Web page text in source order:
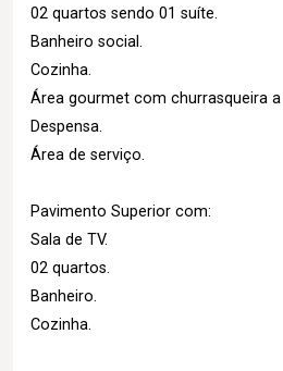
02 quartos sendo 01 suíte.
Banheiro social.
Cozinha.
Área gourmet com churrasqueira
Despensa.
Área de serviço.
Pavimento Superior com:
Sala de TV.
02 quartos.
Banheiro.
Cozinha.